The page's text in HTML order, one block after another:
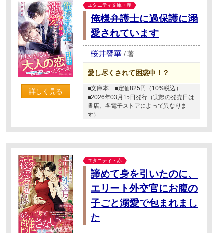
詳しく見る
エタニティ文庫・赤
俺様弁護士に過保護に溺
愛されています
桜井響華 / 著
愛し尽くされて困惑中！？
■文庫本
■定価825円（10%税込）
■2026年03月15日発行（実際の発売日は
書店、各電子ストアによって異なりま
す）
エタニティ・赤
諦めて身を引いたのに、
エリート外交官にお腹の
子ごと溺愛で包まれまし
た